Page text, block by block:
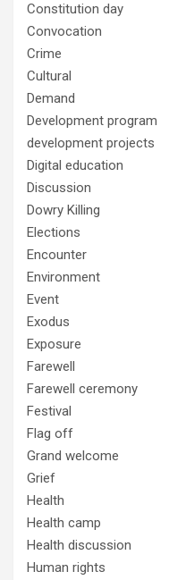
Constitution day
Convocation
Crime
Cultural
Demand
Development program
development projects
Digital education
Discussion
Dowry Killing
Elections
Encounter
Environment
Event
Exodus
Exposure
Farewell
Farewell ceremony
Festival
Flag off
Grand welcome
Grief
Health
Health camp
Health discussion
Human rights